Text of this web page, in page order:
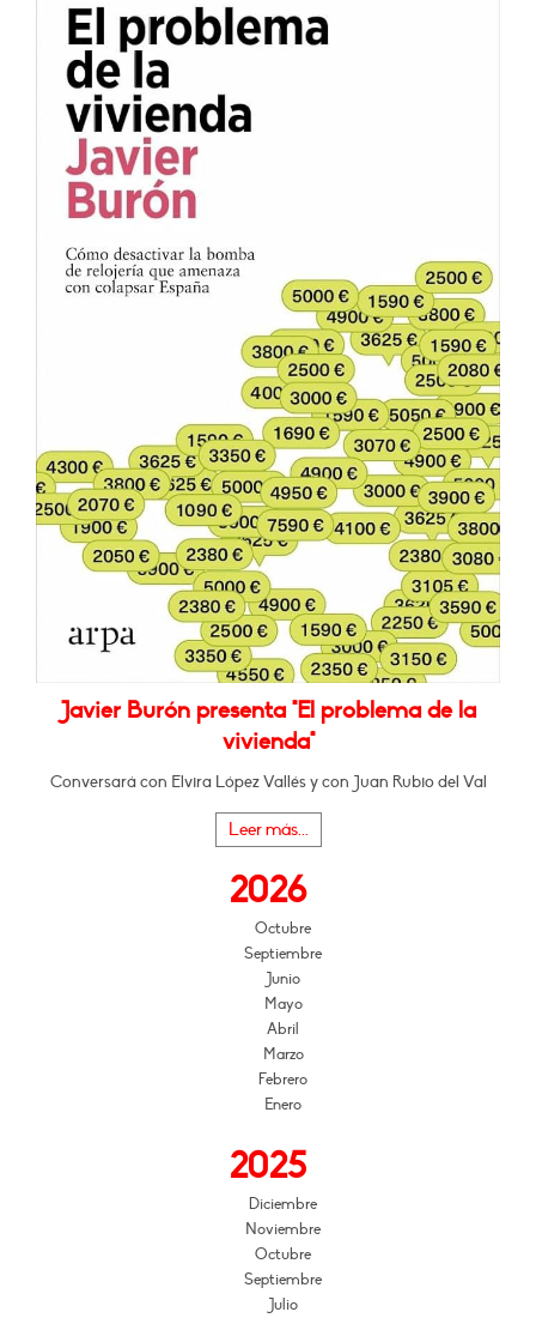
Javier Burón presenta "El problema de la
vivienda"
Conversará con Elvira López Vallés y con Juan Rubio del Val
Leer más...
2026
Octubre
Septiembre
Junio
Mayo
Abril
Marzo
Febrero
Enero
2025
Diciembre
Noviembre
Octubre
Septiembre
Julio